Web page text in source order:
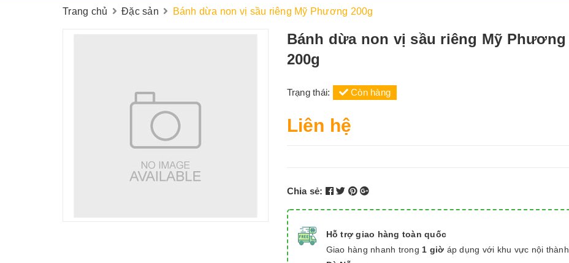
Trang chủ Đặc sản Bánh dừa non vị sầu riêng Mỹ Phương 200g
Bánh dừa non vị sầu riêng Mỹ Phương
200g
Trạng thái: Còn hàng
Liên hệ
Chia sẻ:
Hỗ trợ giao hàng toàn quốc
Giao hàng nhanh trong 1 giờ áp dụng với khu vực nội thành